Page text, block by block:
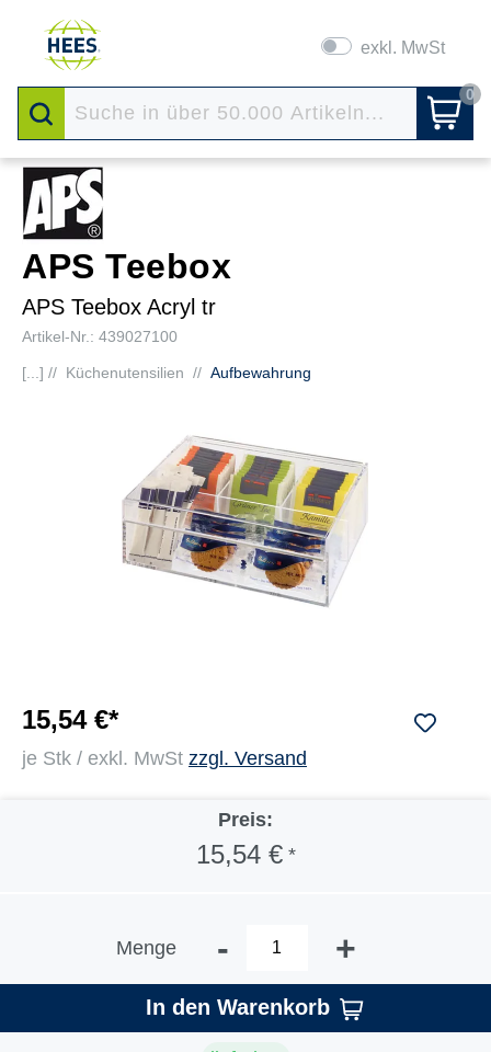
exkl. MwSt
0
APS Teebox
APS Teebox Acryl tr
Artikel-Nr.: 439027100
[...] // Küchenutensilien // Aufbewahrung
15,54 €*
je Stk / exkl. MwSt zzgl. Versand
Preis:
15,54 €*
Menge - +
In den Warenkorb